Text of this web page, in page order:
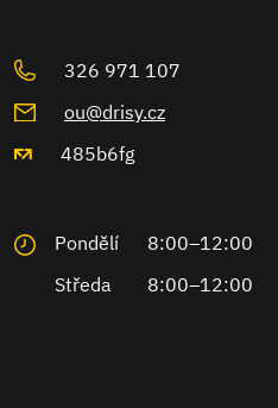
326 971 107
ou@drisy.cz
485b6fg
Pondělí 8:00–12:00
Středa
8:00–12:00